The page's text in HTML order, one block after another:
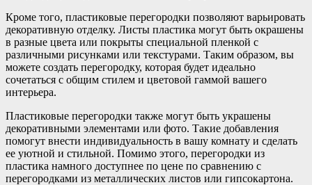
Кроме того, пластиковые перегородки позволяют варьировать
декоративную отделку. Листы пластика могут быть окрашены
в разные цвета или покрыты специальной пленкой с
различными рисунками или текстурами. Таким образом, вы
можете создать перегородку, которая будет идеально
сочетаться с общим стилем и цветовой гаммой вашего
интерьера.
Пластиковые перегородки также могут быть украшены
декоративными элементами или фото. Такие добавления
помогут внести индивидуальность в вашу комнату и сделать
ее уютной и стильной. Помимо этого, перегородки из
пластика намного доступнее по цене по сравнению с
перегородками из металлических листов или гипсокартона.